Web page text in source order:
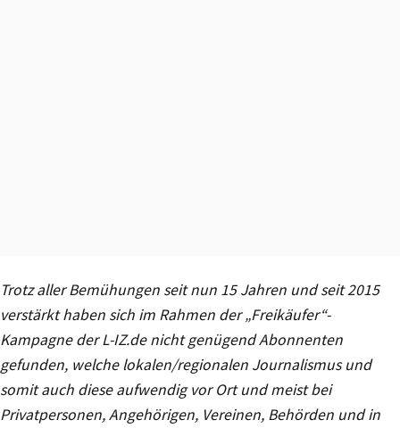
Trotz aller Bemühungen seit nun 15 Jahren und seit 2015
verstärkt haben sich im Rahmen der „Freikäufer“-
Kampagne der L-IZ.de nicht genügend Abonnenten
gefunden, welche lokalen/regionalen Journalismus und
somit auch diese aufwendig vor Ort und meist bei
Privatpersonen, Angehörigen, Vereinen, Behörden und in